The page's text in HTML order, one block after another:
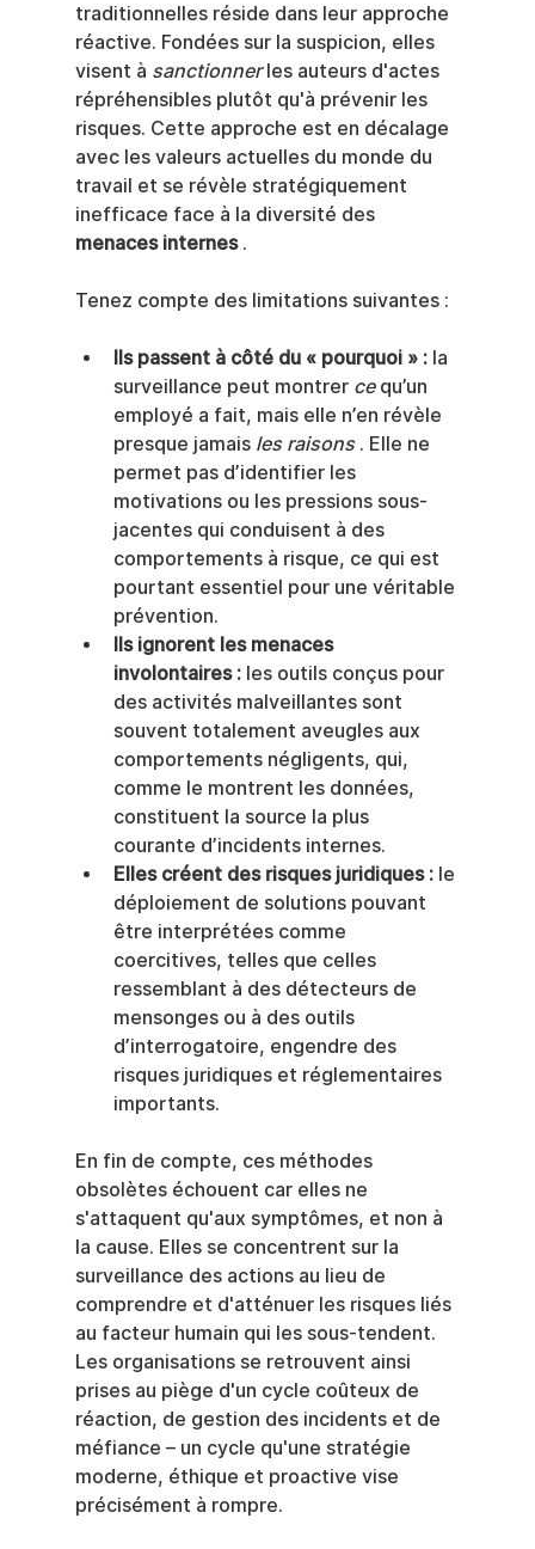
traditionnelles réside dans leur approche
réactive. Fondées sur la suspicion, elles
visent à sanctionner les auteurs d'actes
répréhensibles plutôt qu'à prévenir les
risques. Cette approche est en décalage
avec les valeurs actuelles du monde du
travail et se révèle stratégiquement
inefficace face à la diversité des
menaces internes .
Tenez compte des limitations suivantes :
Ils passent à côté du « pourquoi » : la
surveillance peut montrer ce qu’un
employé a fait, mais elle n’en révèle
presque jamais les raisons . Elle ne
permet pas d’identifier les
motivations ou les pressions sous-
jacentes qui conduisent à des
comportements à risque, ce qui est
pourtant essentiel pour une véritable
prévention.
Ils ignorent les menaces
involontaires : les outils conçus pour
des activités malveillantes sont
souvent totalement aveugles aux
comportements négligents, qui,
comme le montrent les données,
constituent la source la plus
courante d’incidents internes.
Elles créent des risques juridiques : le
déploiement de solutions pouvant
être interprétées comme
coercitives, telles que celles
ressemblant à des détecteurs de
mensonges ou à des outils
d’interrogatoire, engendre des
risques juridiques et réglementaires
importants.
En fin de compte, ces méthodes
obsolètes échouent car elles ne
s'attaquent qu'aux symptômes, et non à
la cause. Elles se concentrent sur la
surveillance des actions au lieu de
comprendre et d'atténuer les risques liés
au facteur humain qui les sous-tendent.
Les organisations se retrouvent ainsi
prises au piège d'un cycle coûteux de
réaction, de gestion des incidents et de
méfiance – un cycle qu'une stratégie
moderne, éthique et proactive vise
précisément à rompre.